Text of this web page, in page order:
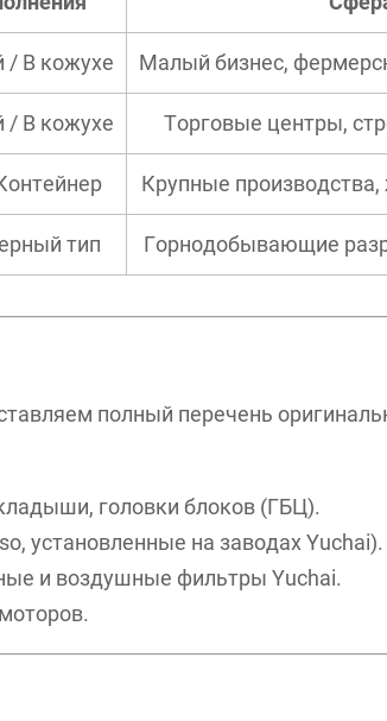
/ В кожухе Малый бизнес,
/ В кожухе Торговые центры,
Крупные
тип Горнодобывающие
полный перечень
головки блоков (ГБЦ).
установленные на заводах Yuchai).
и воздушные фильтры Yuchai.